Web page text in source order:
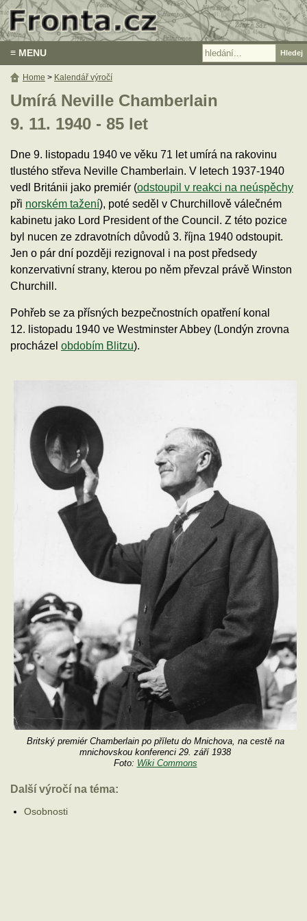
≡ MENU
Umírá Neville Chamberlain
9. 11. 1940 - 85 let
Dne 9. listopadu 1940 ve věku 71 let umírá na rakovinu
tlustého střeva Neville Chamberlain. V letech 1937-1940
vedl Británii jako premiér (odstoupil v reakci na neúspěchy
při norském tažení), poté seděl v Churchillově válečném
kabinetu jako Lord President of the Council. Z této pozice
byl nucen ze zdravotních důvodů 3. října 1940 odstoupit.
Jen o pár dní později rezignoval i na post předsedy
konzervativní strany, kterou po něm převzal právě Winston
Churchill.
Pohřeb se za přísných bezpečnostních opatření konal
12. listopadu 1940 ve Westminster Abbey (Londýn zrovna
procházel obdobím Blitzu).
Britský premiér Chamberlain po příletu do Mnichova, na cestě na
mnichovskou konferenci 29. září 1938
Foto: Wiki Commons
Další výročí na téma:
Osobnosti
Home > Kalendář výročí